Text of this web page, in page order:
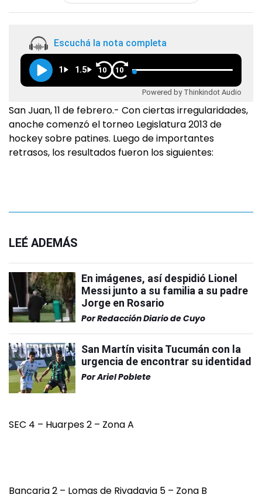
Escuchá la nota completa
1 1.5 10 10
Powered by Thinkindot Audio
San Juan, 11 de febrero.- Con ciertas irregularidades,
anoche comenzó el torneo Legislatura 2013 de
hockey sobre patines. Luego de importantes
retrasos, los resultados fueron los siguientes:
LEÉ ADEMÁS
En imágenes, así despidió Lionel
Messi junto a su familia a su padre
Jorge en Rosario
PorRedacción Diario de Cuyo
San Martín visita Tucumán con la
urgencia de encontrar su identidad
PorAriel Poblete
SEC 4 – Huarpes 2 – Zona A
Bancaria 2 – Lomas de Rivadavia 5 – Zona B